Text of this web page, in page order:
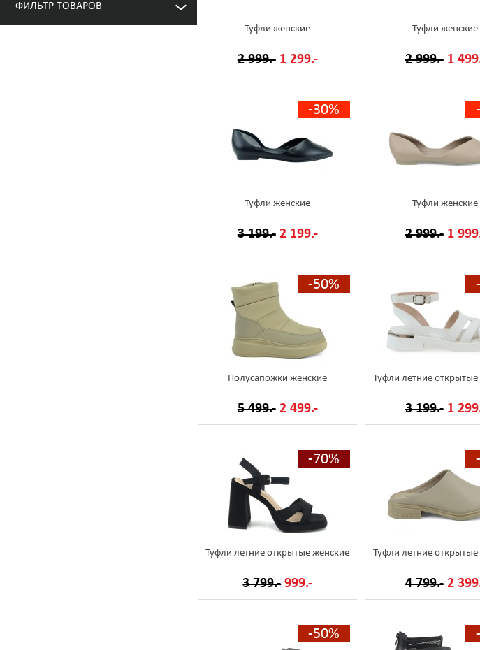
ФИЛЬТР ТОВАРОВ
Туфли женские
2 999.- 1 299.-
Туфли женские
2 999.- 1
-30%
Туфли женские
3 199.- 2 199.-
Туфли женские
2 999.- 1
-50%
Полусапожки женские
5 499.- 2 499.-
Туфли летние
3 199.- 1
-70%
Туфли летние открытые женские
3 799.- 999.-
Туфли летние
4 799.- 2
-50%